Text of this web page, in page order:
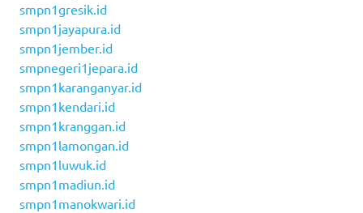
smpn1gresik.id
smpn1jayapura.id
smpn1jember.id
smpnegeri1jepara.id
smpn1karanganyar.id
smpn1kendari.id
smpn1kranggan.id
smpn1lamongan.id
smpn1luwuk.id
smpn1madiun.id
smpn1manokwari.id